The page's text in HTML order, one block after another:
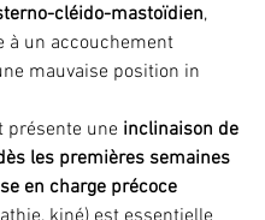
cléido-mastoïdien,
à un accouchement
mauvaise position in
présente une inclinaison de
les premières semaines
en charge précoce